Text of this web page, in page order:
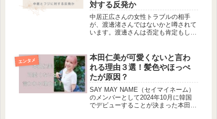
対する反発か
中居正広さんの女性トラブルの相手
が、渡邊渚さんではないかと噂されて
います。渡邊さんは否定も肯定もして
イを出版することが発表されました。
渡邊渚フォトエッセイ 透明を満たす
...
エンタメ
本田仁美が可愛くないと言わ
れる理由３選！髪色やほっぺ
たが原因？
SAY MAY NAME（セイマイネーム）
のメンバーとして2024年10月に韓国
でデビューすることが決まった本田仁